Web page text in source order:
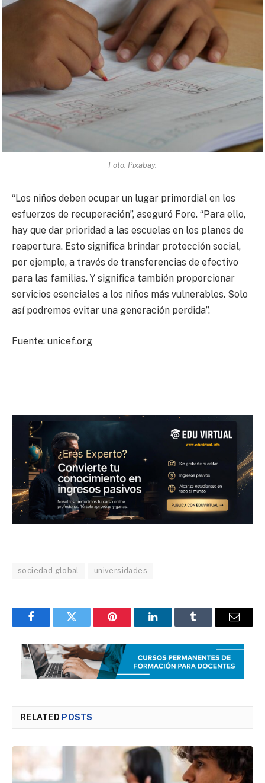
Foto: Pixabay.
“Los niños deben ocupar un lugar primordial en los
esfuerzos de recuperación”, aseguró Fore. “Para ello,
hay que dar prioridad a las escuelas en los planes de
reapertura. Esto significa brindar protección social,
por ejemplo, a través de transferencias de efectivo
para las familias. Y significa también proporcionar
servicios esenciales a los niños más vulnerables. Solo
así podremos evitar una generación perdida”.
Fuente: unicef.org
sociedad global universidades
FacebookTwitter Pinterest LinkedInTumblr Email
RELATED POSTS